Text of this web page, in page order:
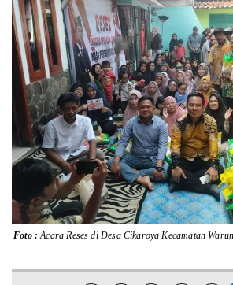
Polpem
Pilkada
Lainnya
Sosial
Pertanian
Edukasi
Opini
Mahar TV
Foto : Acara Reses di Desa Cikaroya Kecamatan